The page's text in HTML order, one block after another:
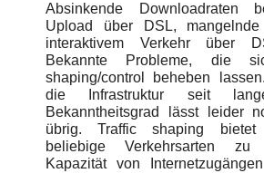
Absinkende Downloadraten
Upload über DSL,
interaktivem Verkehr über
Bekannte Probleme, die
shaping/control beheben
die Infrastruktur seit
Bekanntheitsgrad lässt leider
übrig. Traffic shaping bietet
beliebige Verkehrsarten
Kapazität von